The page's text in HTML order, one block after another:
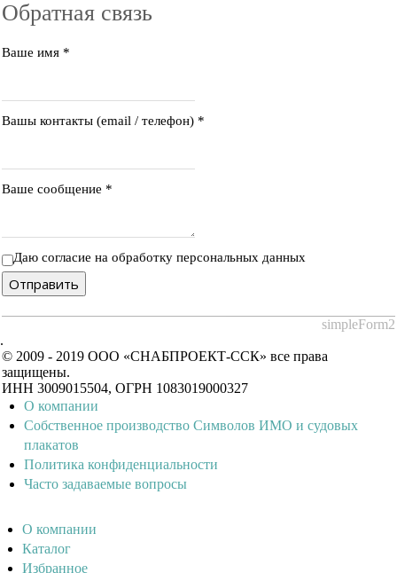
Обратная связь
Ваше имя *
Вашы контакты (email / телефон) *
Ваше сообщение *
Даю согласие на обработку персональных данных
Отправить
simpleForm2
.
© 2009 - 2019 ООО «СНАБПРОЕКТ-ССК» все права
защищены.
ИНН 3009015504, ОГРН 1083019000327
О компании
Собственное производство Символов ИМО и судовых
плакатов
Политика конфиденциальности
Часто задаваемые вопросы
О компании
Каталог
Избранное